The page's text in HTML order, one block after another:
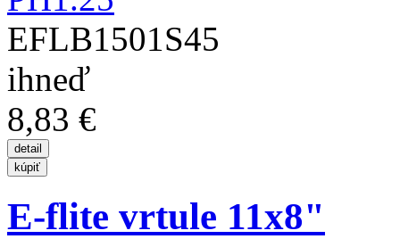
EFLB1501S45
ihneď
8,83 €
E-flite vrtule 11x8"